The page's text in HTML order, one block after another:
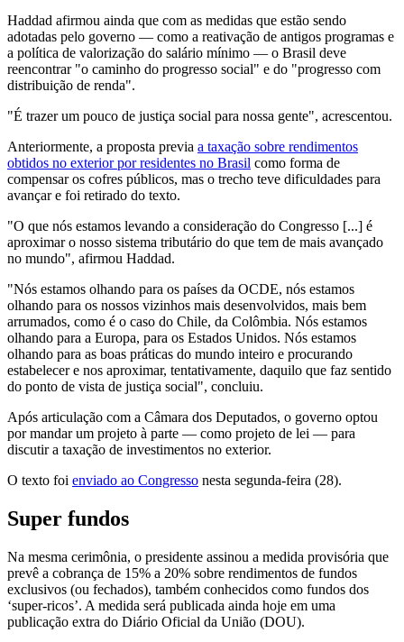
Haddad afirmou ainda que com as medidas que estão sendo
adotadas pelo governo — como a reativação de antigos programas e
a política de valorização do salário mínimo — o Brasil deve
reencontrar "o caminho do progresso social" e do "progresso com
distribuição de renda".
"É trazer um pouco de justiça social para nossa gente", acrescentou.
Anteriormente, a proposta previa a taxação sobre rendimentos
obtidos no exterior por residentes no Brasil como forma de
compensar os cofres públicos, mas o trecho teve dificuldades para
avançar e foi retirado do texto.
"O que nós estamos levando a consideração do Congresso [...] é
aproximar o nosso sistema tributário do que tem de mais avançado
no mundo", afirmou Haddad.
"Nós estamos olhando para os países da OCDE, nós estamos
olhando para os nossos vizinhos mais desenvolvidos, mais bem
arrumados, como é o caso do Chile, da Colômbia. Nós estamos
olhando para a Europa, para os Estados Unidos. Nós estamos
olhando para as boas práticas do mundo inteiro e procurando
estabelecer e nos aproximar, tentativamente, daquilo que faz sentido
do ponto de vista de justiça social", concluiu.
Após articulação com a Câmara dos Deputados, o governo optou
por mandar um projeto à parte — como projeto de lei — para
discutir a taxação de investimentos no exterior.
O texto foi enviado ao Congresso nesta segunda-feira (28).
Super fundos
Na mesma cerimônia, o presidente assinou a medida provisória que
prevê a cobrança de 15% a 20% sobre rendimentos de fundos
exclusivos (ou fechados), também conhecidos como fundos dos
‘super-ricos’. A medida será publicada ainda hoje em uma
publicação extra do Diário Oficial da União (DOU).